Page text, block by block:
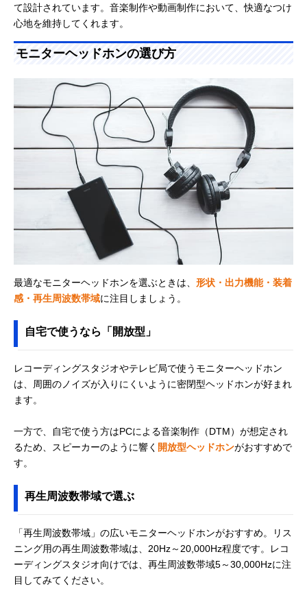
て設計されています。音楽制作や動画制作において、快適なつけ
心地を維持してくれます。
モニターヘッドホンの選び方
最適なモニターヘッドホンを選ぶときは、 形状・出力機能・装着
感・再生周波数帯域に注目しましょう。
自宅で使うなら「開放型」
レコーディングスタジオやテレビ局で使うモニターヘッドホン
は、周囲のノイズが入りにくいように密閉型ヘッドホンが好まれ
ます。
一方で、自宅で使う方はPCによる音楽制作（DTM）が想定され
るため、スピーカーのように響く 開放型ヘッドホンがおすすめで
す。
再生周波数帯域で選ぶ
「再生周波数帯域」の広いモニターヘッドホンがおすすめ。リス
ニング用の再生周波数帯域は、20Hz～20,000Hz程度です。レコ
ーディングスタジオ向けでは、再生周波数帯域5～30,000Hzに注
目してみてください。